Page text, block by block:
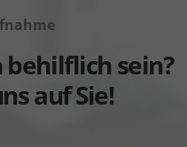
sein?
auf Sie!